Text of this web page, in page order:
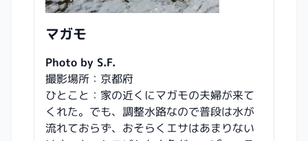
マガモ
Photo by S.F.
撮影場所：京都府
ひとこと：家の近くにマガモの夫婦が来て
くれた。でも、調整水路なので普段は水が
流れておらず、おそらくエサはあまりない